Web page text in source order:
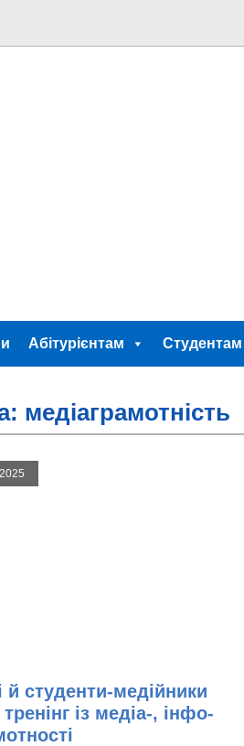
Абітурієнтам Студентам
медіаграмотність
й студенти-медійники
із медіа-, інфо-